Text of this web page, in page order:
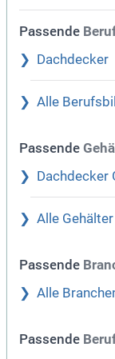
Passende
Dachdecker
Alle
Passende
Dachdecker
Alle Gehälter
Passende
Alle
Passende